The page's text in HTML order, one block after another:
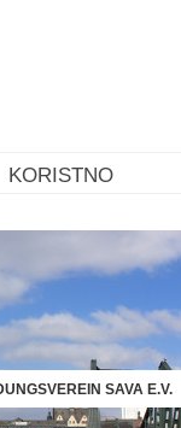
KORISTNO
SAVA E.V.